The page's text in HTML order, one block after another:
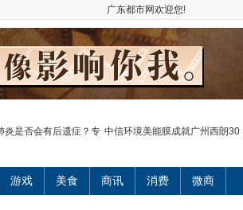
广东都市网欢迎您!
炎是否会有后遗症？专 中信环境美能膜成就广州西朗30
游戏 美食 商讯 消费 微商